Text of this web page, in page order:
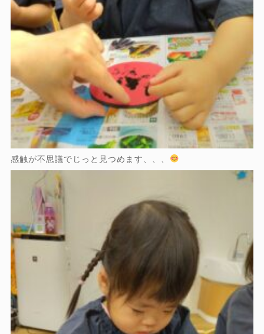
感触が不思議でじっと見つめます、、、